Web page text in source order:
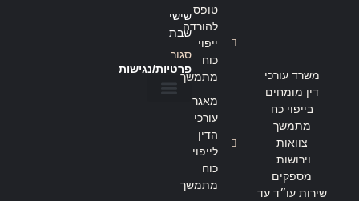
משרד עורכי
דין מומחים
בייפוי כח
מתמשך
צוואות
וירושות
מספקים
שירות עו״ד עד
טופס
להורדה
ייפוי
כוח
מתמשך
מאגר
עורכי
הדין
לייפוי
כוח
מתמשך
שישי
שבת
סגור
פרטיות/נגישות